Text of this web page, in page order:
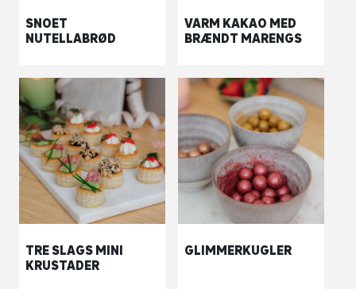
SNOET
NUTELLABRØD
VARM KAKAO MED
BRÆNDT MARENGS
TRE SLAGS MINI
KRUSTADER
GLIMMERKUGLER